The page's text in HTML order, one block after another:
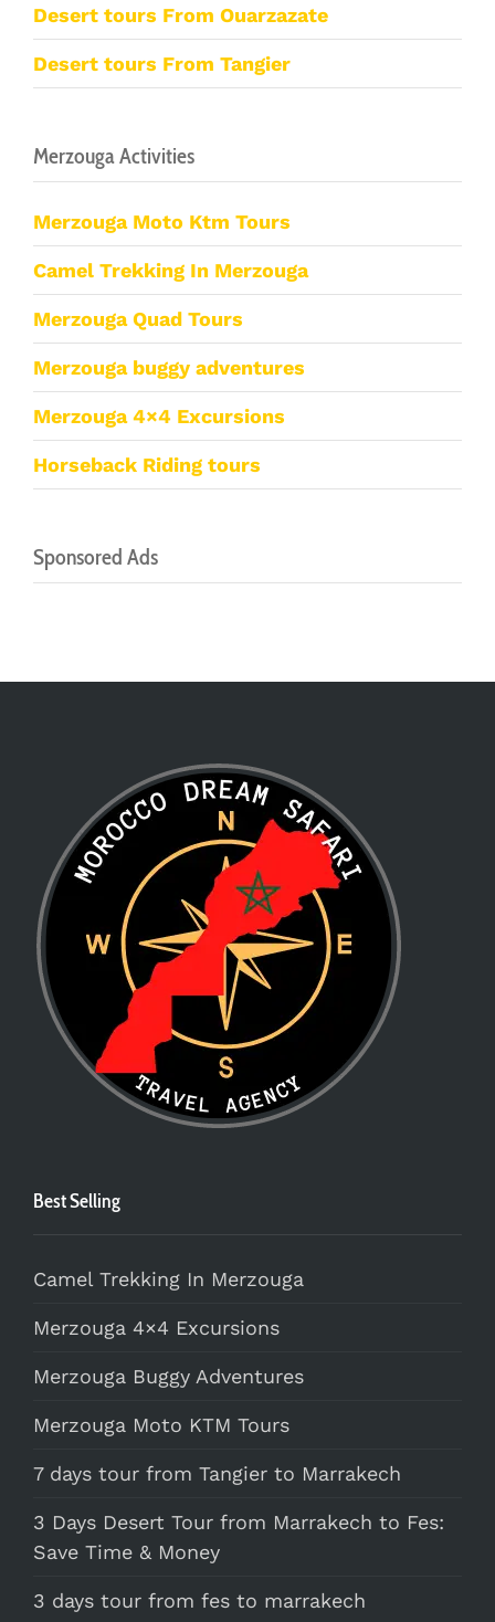
Desert tours From Ouarzazate
Desert tours From Tangier
Merzouga Activities
Merzouga Moto Ktm Tours
Camel Trekking In Merzouga
Merzouga Quad Tours
Merzouga buggy adventures
Merzouga 4×4 Excursions
Horseback Riding tours
Sponsored Ads
Best Selling
Camel Trekking In Merzouga
Merzouga 4×4 Excursions
Merzouga Buggy Adventures
Merzouga Moto KTM Tours
7 days tour from Tangier to Marrakech
3 Days Desert Tour from Marrakech to Fes:
Save Time & Money
3 days tour from fes to marrakech